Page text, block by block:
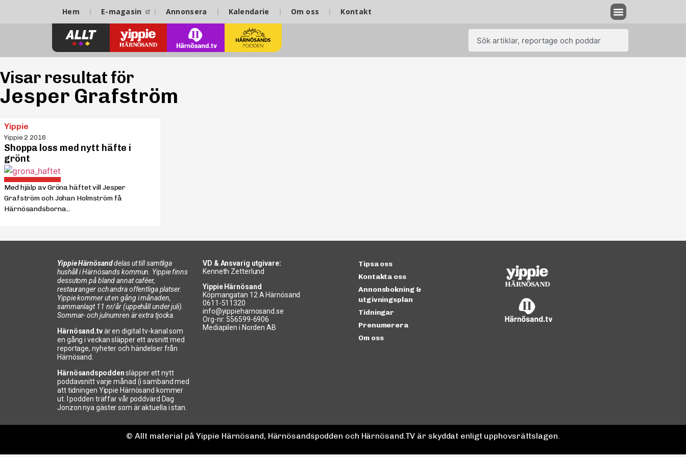
Hem E-magasin Annonsera Kalendarie Om oss Kontakt
Visar resultat för
Jesper Grafström
Yippie
Yippie 2 2016
Shoppa loss med nytt häfte i
grönt
Med hjälp av Gröna häftet vill Jesper
Grafström och Johan Holmström få
Härnösandsborna...
Yippie Härnösanddelas ut till samtliga
hushåll i Härnösands kommun. Yippie finns
dessutom på bland annat caféer,
restauranger och andra offentliga platser.
Yippie kommer ut en gång i månaden,
sammanlagt 11 nr/år (uppehåll under juli).
Sommar- och julnumren är extra tjocka.
Härnösand.tvär en digital tv-kanal som
en gång i veckan släpper ett avsnitt med
reportage, nyheter och händelser från
Härnösand.
Härnösandspoddensläpper ett nytt
poddavsnitt varje månad (i samband med
att tidningen Yippie Härnösand kommer
ut. I podden träffar vår poddvärd Dag
Jonzon nya gäster som är aktuella i stan.
VD & Ansvarig utgivare:
Kenneth Zetterlund
Yippie Härnösand
Köpmangatan 12 A Härnösand
0611-511320
info@yippieharnosand.se
Org-nr: 556599-6906
Mediapilen i Norden AB
Tipsa oss
Kontakta oss
Annonsbokning &
utgivningsplan
Tidningar
Prenumerera
Om oss
© Allt material på Yippie Härnösand, Härnösandspodden och Härnösand.TV är skyddat enligt upphovsrättslagen.